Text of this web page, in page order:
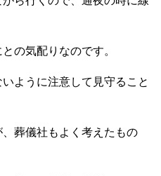
の気配りなのです。
ように注意して見守ること
、葬儀社もよく考えたもの